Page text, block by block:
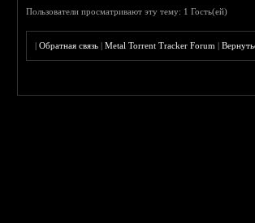
Пользователи просматривают эту тему: 1 Гость(ей)
|Обратная связь |Metal Torrent Tracker Forum |